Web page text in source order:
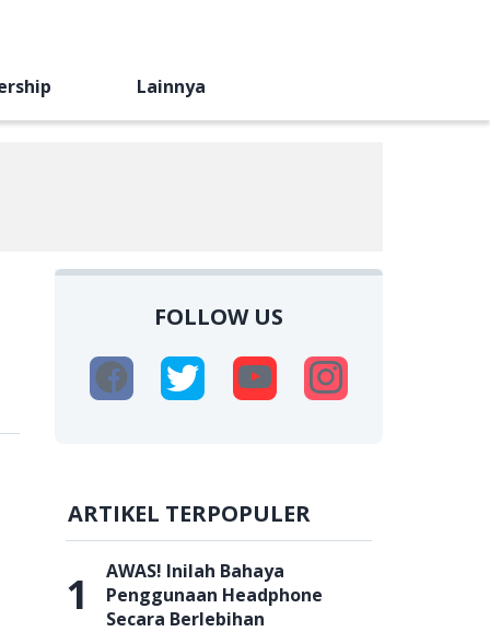
Lainnya
FOLLOW US
ARTIKEL TERPOPULER
1
AWAS! Inilah Bahaya
Penggunaan Headphone
Secara Berlebihan